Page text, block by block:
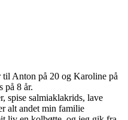
Anton på 20 og Karoline på
på 8 år.
spise salmiaklakrids, lave
alt andet min familie